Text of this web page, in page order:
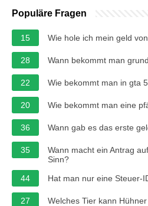
Populäre Fragen
15 Wie hole ich mein geld
28 Wann bekommt man
22 Wie bekommt man in gta
20 Wie bekommt man eine
36 Wann gab es das erste
35
Wann macht ein Antrag
Sinn?
44
Hat man nur eine Steuer-
27 Welches Tier kann